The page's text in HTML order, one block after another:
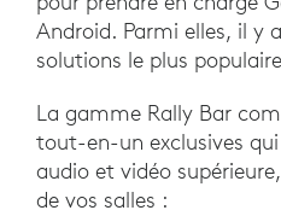
Android. Parmi elles, il y
solutions le plus
La gamme Rally Bar
tout-en-un exclusives
audio et vidéo
de vos salles :